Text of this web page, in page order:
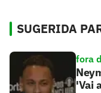
SUGERIDA
fora
'Vai